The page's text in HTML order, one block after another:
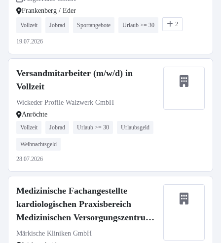
Frankenberg / Eder
Vollzeit Jobrad Sportangebote Urlaub >= 30 2
19.07.2026
Versandmitarbeiter (m/w/d) in
Vollzeit
Wickeder Profile Walzwerk GmbH
Anröchte
Vollzeit Jobrad Urlaub >= 30 Urlaubsgeld
Weihnachtsgeld
28.07.2026
Medizinische Fachangestellte
kardiologischen Praxisbereich
Medizinischen Versorgungszentrums
(m/w/d)
Märkische Kliniken GmbH